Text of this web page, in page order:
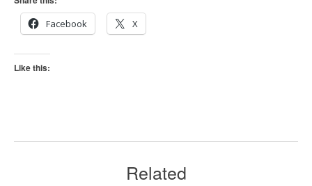
Facebook
X
Like this:
Related